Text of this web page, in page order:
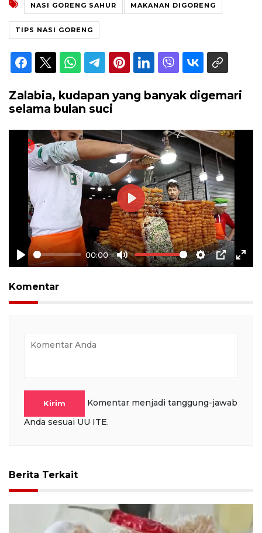
NASI GORENG SAHUR MAKANAN DIGORENG
TIPS NASI GORENG
Zalabia, kudapan yang banyak digemari
selama bulan suci
Play
00:00
Mute Settings
PIP
Play
Komentar
Kirim
Komentar menjadi tanggung-jawab
Anda sesuai UU ITE.
Berita Terkait